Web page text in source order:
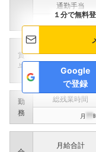
通勤手当
賞
与
???,???
勤
務
総残業時間
月 ??
月給合計
１分で無料
Google
で登録